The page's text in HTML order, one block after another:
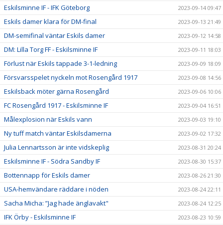
Eskilsminne IF - IFK Göteborg 2023-09-14 09:47
Eskils damer klara för DM-final 2023-09-13 21:49
DM-semifinal väntar Eskils damer 2023-09-12 14:58
DM: Lilla Torg FF - Eskilsminne IF 2023-09-11 18:03
Förlust när Eskils tappade 3-1-ledning 2023-09-09 18:09
Försvarsspelet nyckeln mot Rosengård 1917 2023-09-08 14:56
Eskilsback möter gärna Rosengård 2023-09-06 10:06
FC Rosengård 1917 - Eskilsminne IF 2023-09-04 16:51
Målexplosion när Eskils vann 2023-09-03 19:10
Ny tuff match väntar Eskilsdamerna 2023-09-02 17:32
Julia Lennartsson är inte vidskeplig 2023-08-31 20:24
Eskilsminne IF - Södra Sandby IF 2023-08-30 15:37
Bottennapp för Eskils damer 2023-08-26 21:30
USA-hemvändare räddare i nöden 2023-08-24 22:11
Sacha Micha: ”Jag hade änglavakt" 2023-08-24 12:25
IFK Örby - Eskilsminne IF 2023-08-23 10:59